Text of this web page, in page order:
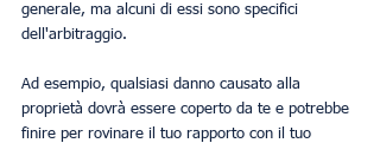
generale, ma alcuni di essi sono specifici
dell'arbitraggio.
Ad esempio, qualsiasi danno causato alla
proprietà dovrà essere coperto da te e potrebbe
finire per rovinare il tuo rapporto con il tuo